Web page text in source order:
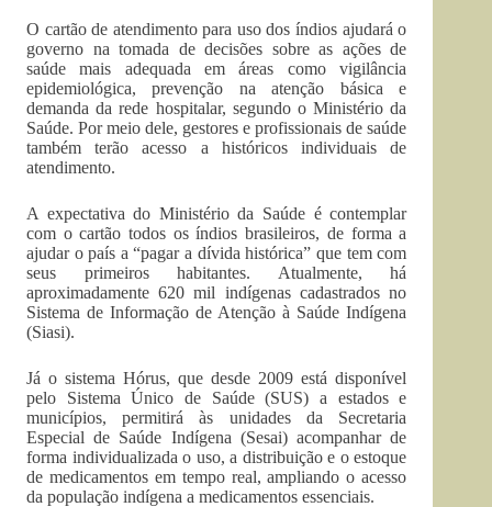
O cartão de atendimento para uso dos índios ajudará o
governo na tomada de decisões sobre as ações de
saúde mais adequada em áreas como vigilância
epidemiológica, prevenção na atenção básica e
demanda da rede hospitalar, segundo o Ministério da
Saúde. Por meio dele, gestores e profissionais de saúde
também terão acesso a históricos individuais de
atendimento.
A expectativa do Ministério da Saúde é contemplar
com o cartão todos os índios brasileiros, de forma a
ajudar o país a “pagar a dívida histórica” que tem com
seus primeiros habitantes. Atualmente, há
aproximadamente 620 mil indígenas cadastrados no
Sistema de Informação de Atenção à Saúde Indígena
(Siasi).
Já o sistema Hórus, que desde 2009 está disponível
pelo Sistema Único de Saúde (SUS) a estados e
municípios, permitirá às unidades da Secretaria
Especial de Saúde Indígena (Sesai) acompanhar de
forma individualizada o uso, a distribuição e o estoque
de medicamentos em tempo real, ampliando o acesso
da população indígena a medicamentos essenciais.